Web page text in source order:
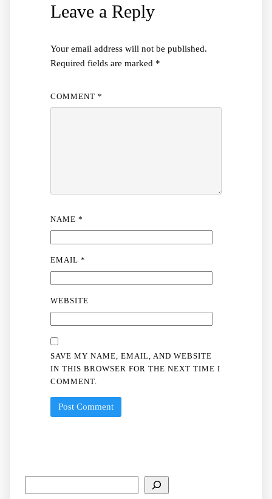
Leave a Reply
Your email address will not be published.
Required fields are marked *
COMMENT *
NAME *
EMAIL *
WEBSITE
SAVE MY NAME, EMAIL, AND WEBSITE
IN THIS BROWSER FOR THE NEXT TIME I
COMMENT.